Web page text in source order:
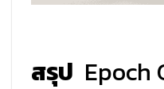
สรุป Epoch